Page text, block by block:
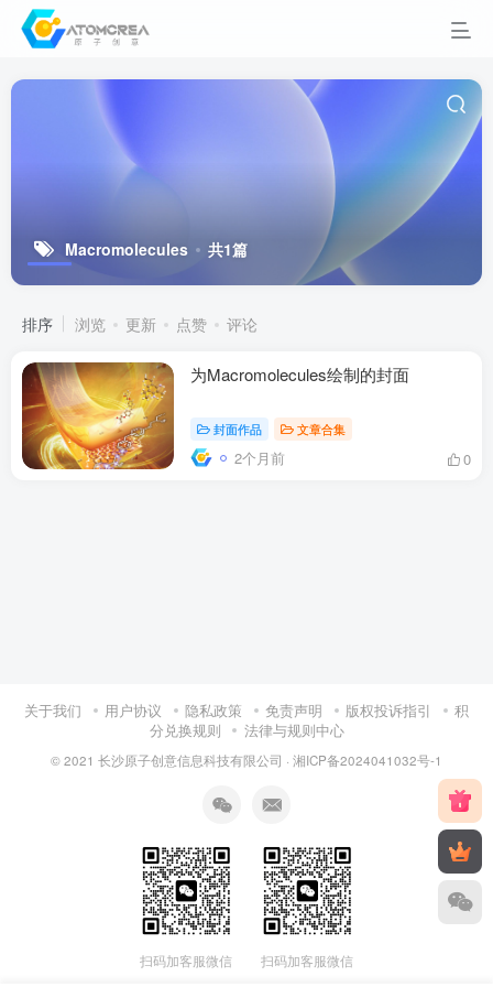
Macromolecules 共1篇
排序 浏览 更新 点赞 评论
为Macromolecules绘制的封面
封面作品 文章合集
2个月前 0
关于我们 用户协议 隐私政策 免责声明 版权投诉指引
积
分兑换规则
法律与规则中心
© 2021 长沙原子创意信息科技有限公司 · 湘ICP备2024041032号-1
扫码加客服微信 扫码加客服微信